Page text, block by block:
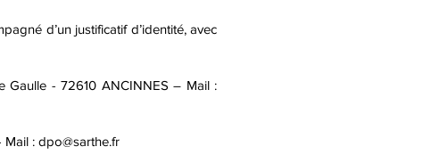
d’un justificatif d’identité, avec
Gaulle - 72610 ANCINNES – Mail :
Mail : dpo@sarthe.fr